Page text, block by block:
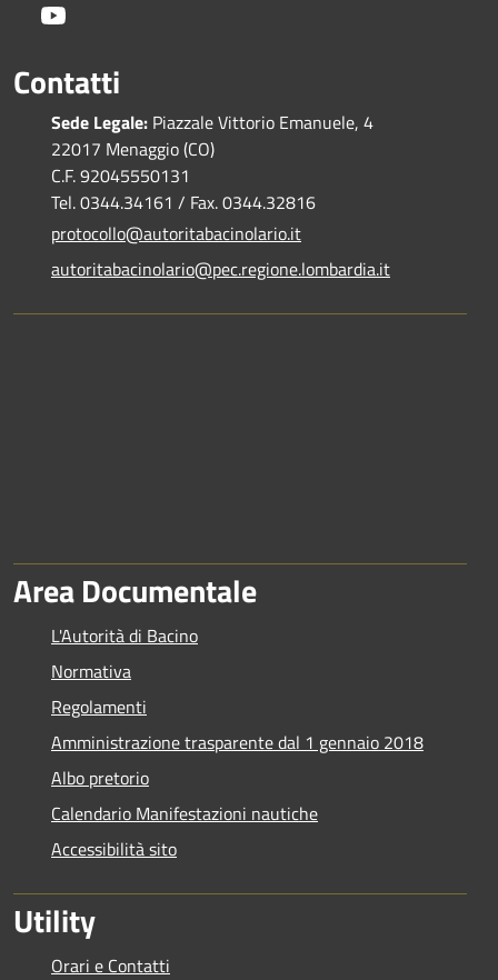
Contatti
Sede Legale: Piazzale Vittorio Emanuele, 4
22017 Menaggio (CO)
C.F. 92045550131
Tel. 0344.34161 / Fax. 0344.32816
protocollo@autoritabacinolario.it
autoritabacinolario@pec.regione.lombardia.it
Area Documentale
L'Autorità di Bacino
Normativa
Regolamenti
Amministrazione trasparente dal 1 gennaio 2018
Albo pretorio
Calendario Manifestazioni nautiche
Accessibilità sito
Utility
Orari e Contatti